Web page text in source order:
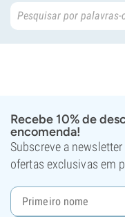
Recebe 10% de
encomenda!
Subscreve a
ofertas exclusivas em